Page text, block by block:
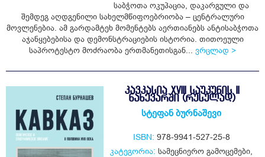
ყიდვა
საბჭოთა ოკუპაცია, დაკარგული და
შემდეგ აღდგენილი სახელმწიფოებრიობა – ცენტრალური
მოვლენებია. ამ გარდამტეხ მომენტებს აერთიანებს ანტისაბჭოთა
აჯანყებებისა და დემონსტრაციების ისტორია. თითოეული
საპროტესტო მოძრაობა ერთმანეთისგან... ვრცლად >
ᲙᲐᲕᲙᲐᲡᲘᲐ XVIII ᲡᲐᲣᲙᲣᲜᲘᲡ II
ᲜᲐᲮᲔᲕᲐᲠᲨᲘ (ᲠᲣᲡᲣᲚᲐᲓ)
სტეფან ბურნაშევი
ISBN: 978-9941-527-25-8
კატეგორია: სამეცნიერო გამოცემები